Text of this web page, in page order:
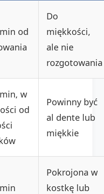
od
Do
miękkości,
ale nie
rozgotowania
w
od
Powinny być
al dente lub
miękkie
Pokrojona w
kostkę lub